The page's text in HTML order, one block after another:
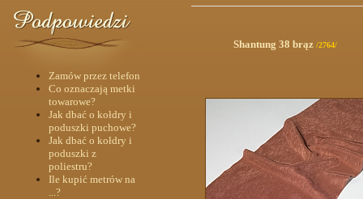
Zamów przez telefon
Co oznaczają metki
towarowe?
Jak dbać o kołdry i
poduszki puchowe?
Jak dbać o kołdry i
poduszki z
poliestru?
Ile kupić metrów na
...?
Shantung 38 brąz /2764/